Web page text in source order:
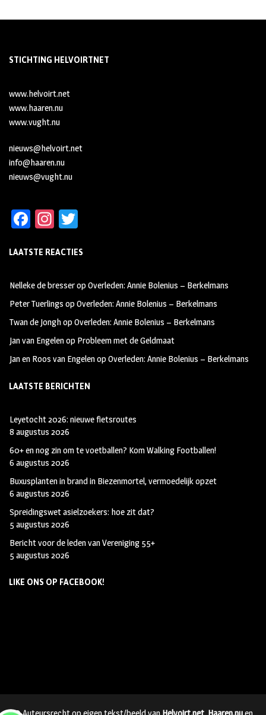
STICHTING HELVOIRTNET
www.helvoirt.net
www.haaren.nu
www.vught.nu
nieuws@helvoirt.net
info@haaren.nu
nieuws@vught.nu
Fa
b
oo
k
In
ag
m
tt
LAATSTE REACTIES
Nelleke de bresseropOverleden: Annie Bolenius – Berkelmans
Peter Tuerlings opOverleden: Annie Bolenius – Berkelmans
Twan de JonghopOverleden: Annie Bolenius – Berkelmans
Jan van Engelenop Probleem met de Geldmaat
Jan en Roos van EngelenopOverleden: Annie Bolenius – Berkelmans
LAATSTE BERICHTEN
Leyetocht 2026: nieuwe fietsroutes
8 augustus 2026
60+ en nog zin om te voetballen? Kom Walking Footballen!
6 augustus 2026
Buxusplanten in brand in Biezenmortel, vermoedelijk opzet
6 augustus 2026
Spreidingswet asielzoekers: hoe zit dat?
5 augustus 2026
Bericht voor de leden van Vereniging 55+
5 augustus 2026
LIKE ONS OP FACEBOOK!